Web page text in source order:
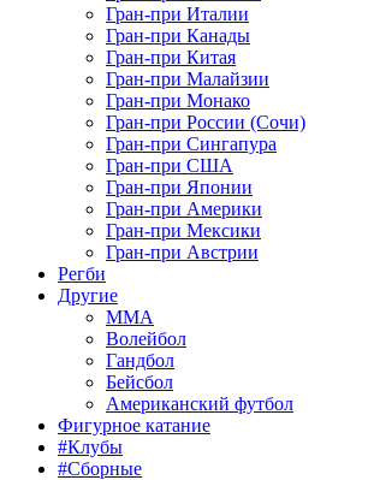
Гран-при Италии
Гран-при Канады
Гран-при Китая
Гран-при Малайзии
Гран-при Монако
Гран-при России (Сочи)
Гран-при Сингапура
Гран-при США
Гран-при Японии
Гран-при Америки
Гран-при Мексики
Гран-при Австрии
Регби
Другие
MMA
Волейбол
Гандбол
Бейсбол
Американский футбол
Фигурное катание
#Клубы
#Сборные